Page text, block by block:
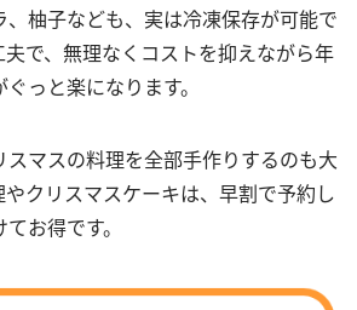
柚子なども、実は冷凍保存が可能で
で、無理なくコストを抑えながら年
っと楽になります。
スマスの料理を全部手作りするのも大
クリスマスケーキは、早割で予約し
お得です。